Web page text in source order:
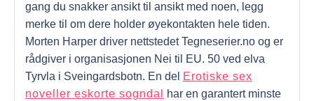
gang du snakker ansikt til ansikt med noen, legg
merke til om dere holder øyekontakten hele tiden.
Morten Harper driver nettstedet Tegneserier.no og er
rådgiver i organisasjonen Nei til EU. 50 ved elva
Tyrvla i Sveingardsbotn. En del Erotiske sex
noveller eskorte sogndal
har en garantert minste